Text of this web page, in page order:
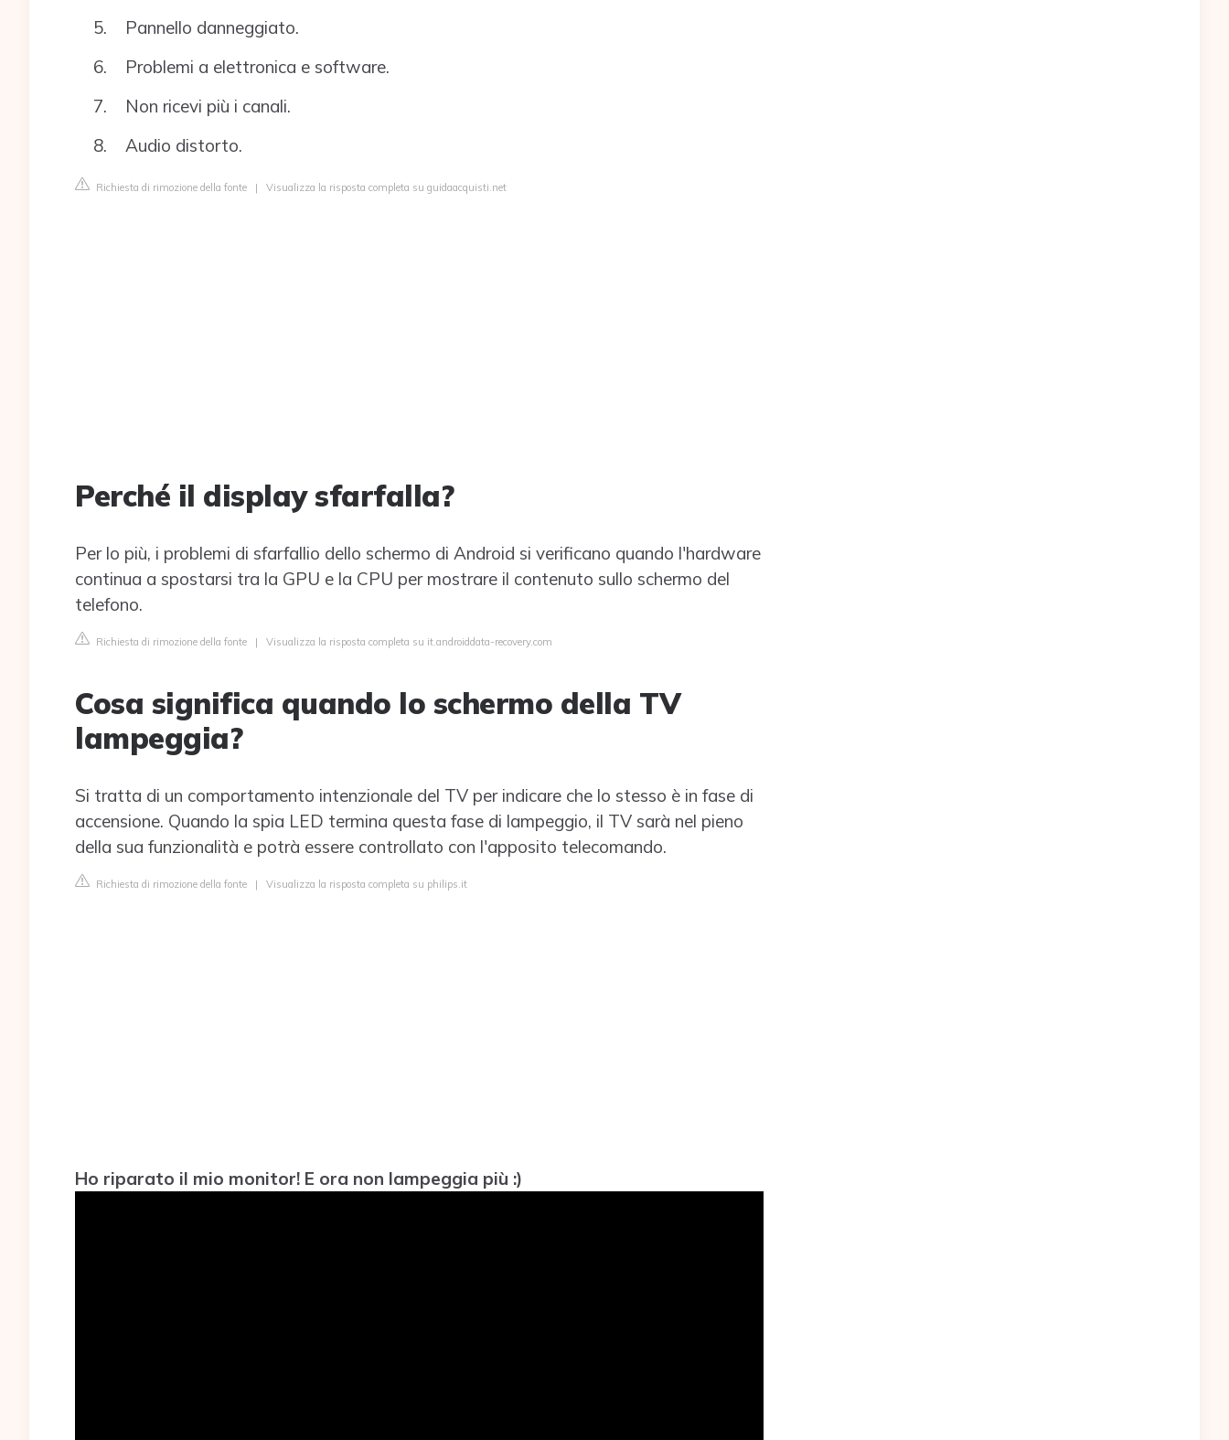
Pannello danneggiato.
Problemi a elettronica e software.
Non ricevi più i canali.
Audio distorto.
Richiesta di rimozione della fonte | Visualizza la risposta completa su guidaacquisti.net
Perché il display sfarfalla?
Per lo più, i problemi di sfarfallio dello schermo di Android si verificano quando l'hardware
continua a spostarsi tra la GPU e la CPU per mostrare il contenuto sullo schermo del
telefono.
Richiesta di rimozione della fonte | Visualizza la risposta completa su it.androiddata-recovery.com
Cosa significa quando lo schermo della TV
lampeggia?
Si tratta di un comportamento intenzionale del TV per indicare che lo stesso è in fase di
accensione. Quando la spia LED termina questa fase di lampeggio, il TV sarà nel pieno
della sua funzionalità e potrà essere controllato con l'apposito telecomando.
Richiesta di rimozione della fonte | Visualizza la risposta completa su philips.it
Ho riparato il mio monitor! E ora non lampeggia più :)